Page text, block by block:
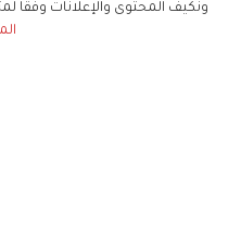
ونكيف المحتوى والإعلانات وفقا